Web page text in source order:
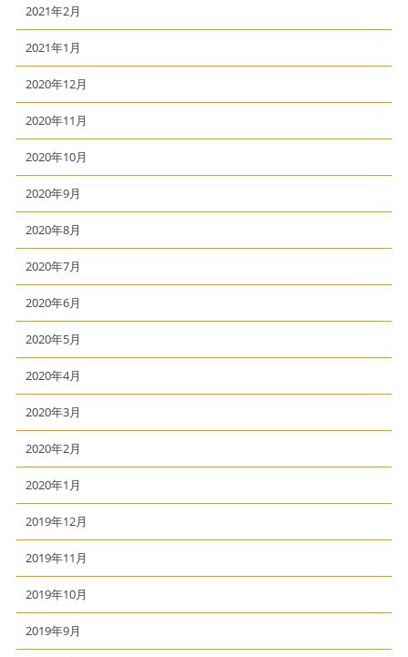
2021年2月
2021年1月
2020年12月
2020年11月
2020年10月
2020年9月
2020年8月
2020年7月
2020年6月
2020年5月
2020年4月
2020年3月
2020年2月
2020年1月
2019年12月
2019年11月
2019年10月
2019年9月